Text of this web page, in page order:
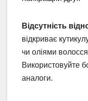
Відсутність
відкриває
чи оліями
Використовуйте
аналоги.